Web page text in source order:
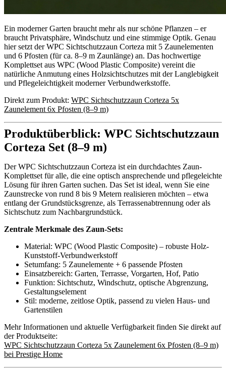
Ein moderner Garten braucht mehr als nur schöne Pflanzen – er
braucht Privatsphäre, Windschutz und eine stimmige Optik. Genau
hier setzt der WPC Sichtschutzzaun Corteza mit 5 Zaunelementen
und 6 Pfosten (für ca. 8–9 m Zaunlänge) an. Das hochwertige
Komplettset aus WPC (Wood Plastic Composite) vereint die
natürliche Anmutung eines Holzsichtschutzes mit der Langlebigkeit
und Pflegeleichtigkeit moderner Verbundwerkstoffe.
Direkt zum Produkt: WPC Sichtschutzzaun Corteza 5x
Zaunelement 6x Pfosten (8–9 m)
Produktüberblick: WPC Sichtschutzzaun
Corteza Set (8–9 m)
Der WPC Sichtschutzzaun Corteza ist ein durchdachtes Zaun-
Komplettset für alle, die eine optisch ansprechende und pflegeleichte
Lösung für ihren Garten suchen. Das Set ist ideal, wenn Sie eine
Zaunstrecke von rund 8 bis 9 Metern realisieren möchten – etwa
entlang der Grundstücksgrenze, als Terrassenabtrennung oder als
Sichtschutz zum Nachbargrundstück.
Zentrale Merkmale des Zaun-Sets:
Material: WPC (Wood Plastic Composite) – robuste Holz-
Kunststoff-Verbundwerkstoff
Setumfang: 5 Zaunelemente + 6 passende Pfosten
Einsatzbereich: Garten, Terrasse, Vorgarten, Hof, Patio
Funktion: Sichtschutz, Windschutz, optische Abgrenzung,
Gestaltungselement
Stil: moderne, zeitlose Optik, passend zu vielen Haus- und
Gartenstilen
Mehr Informationen und aktuelle Verfügbarkeit finden Sie direkt auf
der Produktseite:
WPC Sichtschutzzaun Corteza 5x Zaunelement 6x Pfosten (8–9 m)
bei Prestige Home